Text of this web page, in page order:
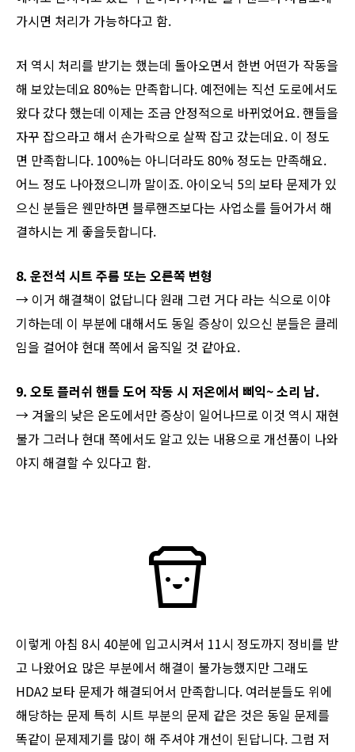
가시면 처리가 가능하다고 함.
저 역시 처리를 받기는 했는데 돌아오면서 한번 어떤가 작동을
해 보았는데요 80%는 만족합니다. 예전에는 직선 도로에서도
왔다 갔다 했는데 이제는 조금 안정적으로 바뀌었어요. 핸들을
자꾸 잡으라고 해서 손가락으로 살짝 잡고 갔는데요. 이 정도
면 만족합니다. 100%는 아니더라도 80% 정도는 만족해요.
어느 정도 나아졌으니까 말이죠. 아이오닉 5의 보타 문제가 있
으신 분들은 웬만하면 블루핸즈보다는 사업소를 들어가서 해
결하시는 게 좋을듯합니다.
​8. 운전석 시트 주름 또는 오른쪽 변형
→ 이거 해결책이 없답니다 원래 그런 거다 라는 식으로 이야
기하는데 이 부분에 대해서도 동일 증상이 있으신 분들은 클레
임을 걸어야 현대 쪽에서 움직일 것 같아요.
9. 오토 플러쉬 핸들 도어 작동 시 저온에서 삐익~ 소리 남.
→ 겨울의 낮은 온도에서만 증상이 일어나므로 이것 역시 재현
불가 그러나 현대 쪽에서도 알고 있는 내용으로 개선품이 나와
야지 해결할 수 있다고 함.
이렇게 아침 8시 40분에 입고시켜서 11시 정도까지 정비를 받
고 나왔어요 많은 부분에서 해결이 불가능했지만 그래도
HDA2 보타 문제가 해결되어서 만족합니다. 여러분들도 위에
해당하는 문제 특히 시트 부분의 문제 같은 것은 동일 문제를
똑같이 문제제기를 많이 해 주셔야 개선이 된답니다. 그럼 저